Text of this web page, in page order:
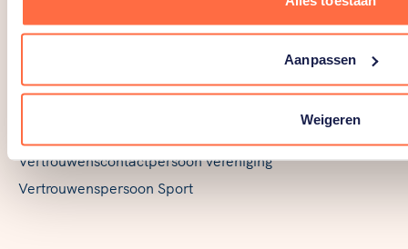
Aanpassen
Weigeren
Verenigingen
Vertrouwenscontactpersoon vereniging
Vertrouwenspersoon Sport